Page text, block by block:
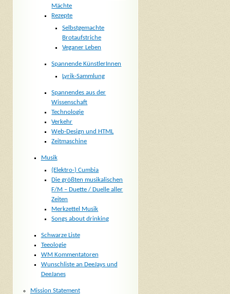
Mächte
Rezepte
Selbstgemachte
Brotaufstriche
Veganer Leben
Spannende KünstlerInnen
Lyrik-Sammlung
Spannendes aus der
Wissenschaft
Technologie
Verkehr
Web-Design und HTML
Zeitmaschine
Musik
(Elektro-) Cumbia
Die größten musikalischen
F/M – Duette / Duelle aller
Zeiten
Merkzettel Musik
Songs about drinking
Schwarze Liste
Teeologie
WM Kommentatoren
Wunschliste an DeeJays und
DeeJanes
Mission Statement